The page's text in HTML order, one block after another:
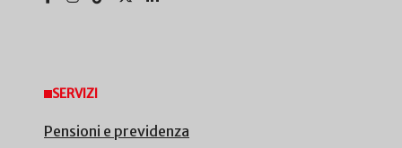
SERVIZI
Pensioni e previdenza